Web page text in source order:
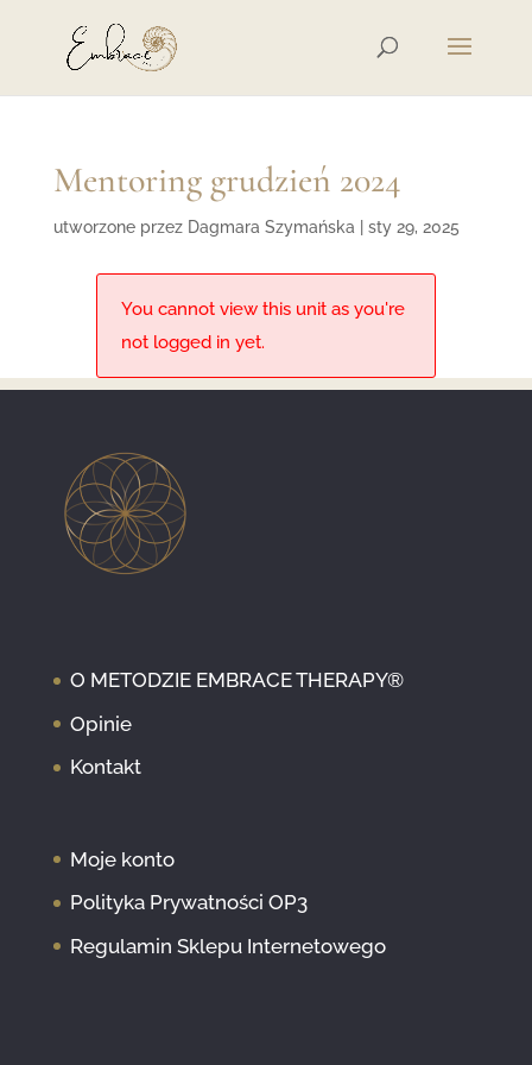
Mentoring grudzień 2024
utworzone przez Dagmara Szymańska sty 29, 2025
You cannot view this unit as you're
not logged in yet.
O METODZIE EMBRACE THERAPY®
Opinie
Kontakt
Moje konto
Polityka Prywatności OP3
Regulamin Sklepu Internetowego